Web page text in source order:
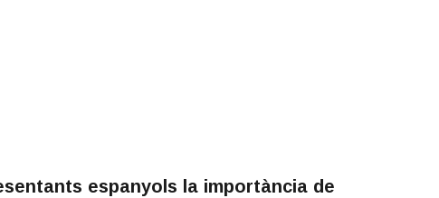
espanyols la importància de